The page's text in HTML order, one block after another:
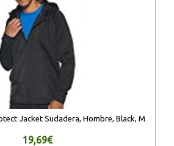
Jacket Sudadera, Hombre, Black, M
19,69€